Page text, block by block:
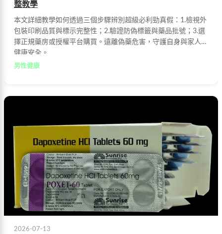
整教學
本文詳細教學如何透過三個步驟辨別超級必利勁真假：1.檢視外
包裝印刷品質與標示完整性；2.驗證防偽標籤與藥品批號；3.選
擇正規藥房或授權平台購買。遠離偽藥危害，守護自身與家人的
健康安全。
男性健康
2026-07-13